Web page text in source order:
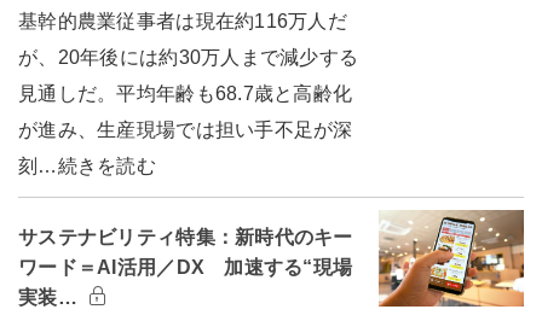
基幹的農業従事者は現在約116万人だ
が、20年後には約30万人まで減少する
見通しだ。平均年齢も68.7歳と高齢化
が進み、生産現場では担い手不足が深
刻…続きを読む
サステナビリティ特集：新時代のキー
ワード＝AI活用／DX 加速する“現場
実装…